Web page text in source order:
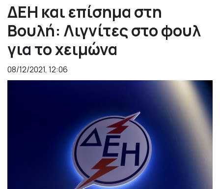
ΔΕΗ και επίσημα στη
Βουλή: Λιγνίτες στο φουλ
για το χειμώνα
08/12/2021, 12:06